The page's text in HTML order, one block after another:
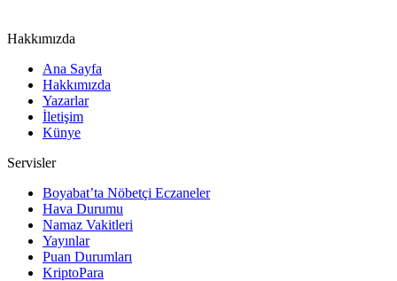
Hakkımızda
Ana Sayfa
Hakkımızda
Yazarlar
İletişim
Künye
Servisler
Boyabat’ta Nöbetçi Eczaneler
Hava Durumu
Namaz Vakitleri
Yayınlar
Puan Durumları
KriptoPara